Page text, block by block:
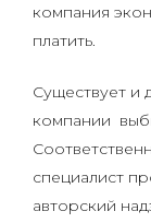
компания
платить.
Существует и
компании
специалист
авторский